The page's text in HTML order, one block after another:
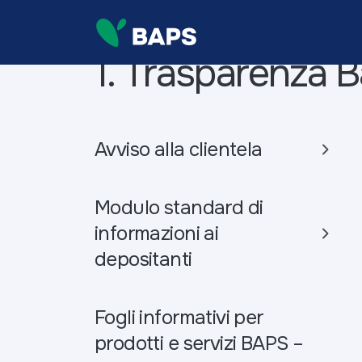
1. Trasparenza
Avviso alla clientela
Modulo standard di
informazioni ai
depositanti
Fogli informativi per
prodotti e servizi BAPS –